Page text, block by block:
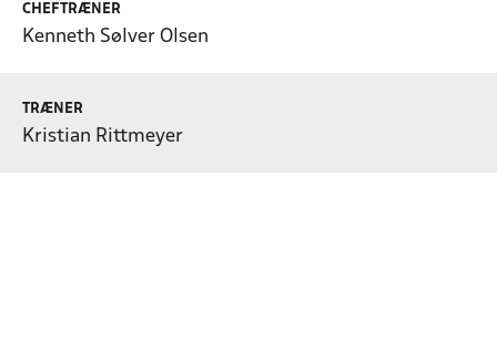
CHEFTRÆNER
Kenneth Sølver Olsen
TRÆNER
Kristian Rittmeyer